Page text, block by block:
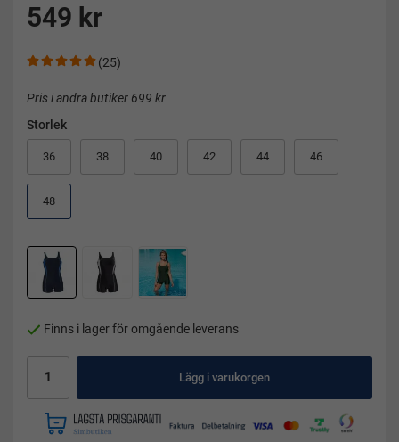
549 kr
(25)
Pris i andra butiker 699 kr
Storlek
36 38 40 42 44 46
48
Finns i lager för omgående leverans
Lägg i varukorgen